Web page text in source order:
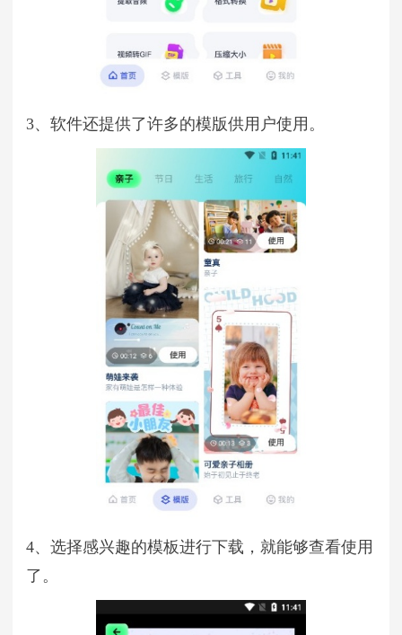
3、软件还提供了许多的模版供用户使用。
4、选择感兴趣的模板进行下载，就能够查看使用
了。